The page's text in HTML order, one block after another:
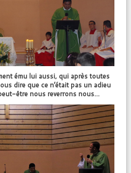
ému lui aussi, qui après toutes
dire que ce n’était pas un adieu
être nous reverrons nous…